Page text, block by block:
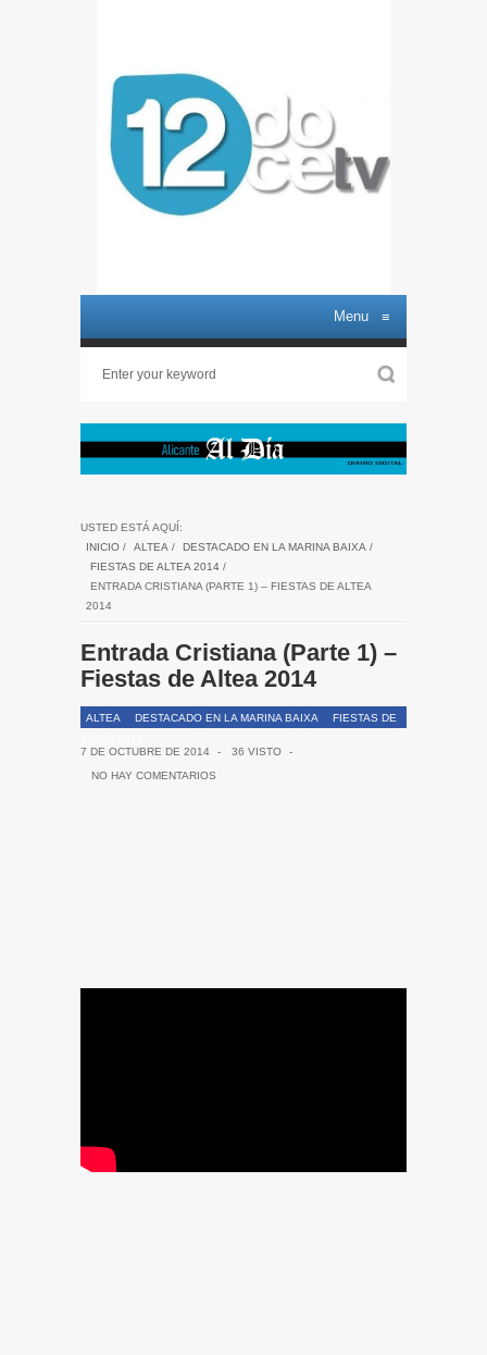
Menu ≡
USTED ESTÁ AQUÍ:
INICIO / ALTEA / DESTACADO EN LA MARINA BAIXA /
FIESTAS DE ALTEA 2014 /
ENTRADA CRISTIANA (PARTE 1) – FIESTAS DE ALTEA
2014
Entrada Cristiana (Parte 1) –
Fiestas de Altea 2014
ALTEA DESTACADO EN LA MARINA BAIXA
FIESTAS DE
7 DE OCTUBRE DE 2014
- 36 VISTO
-
NO HAY COMENTARIOS